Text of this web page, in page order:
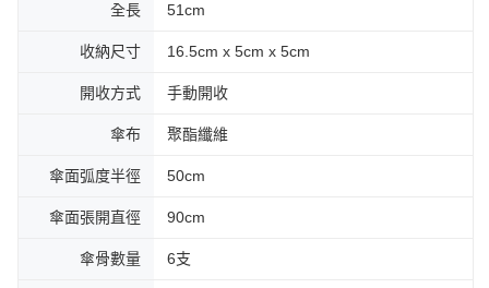
全長 51cm
收納尺寸 16.5cm x 5cm x 5cm
開收方式 手動開收
傘布 聚酯纖維
傘面弧度半徑 50cm
傘面張開直徑 90cm
傘骨數量 6支